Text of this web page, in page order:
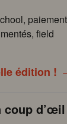
field
édition !
coup d’œil